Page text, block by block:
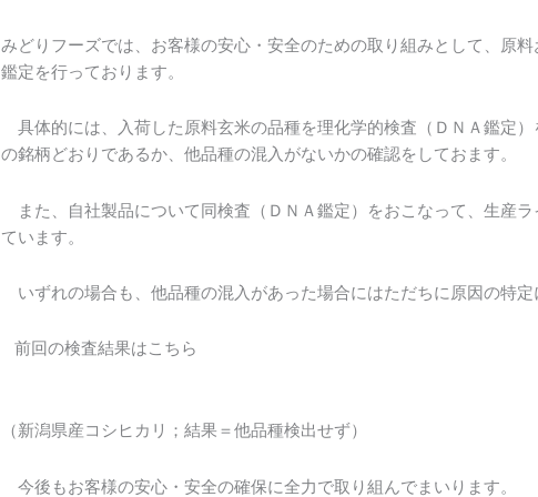
みどりフーズでは、お客様の安心・安全のための取り組みとして、原
鑑定を行っております。
具体的には、入荷した原料玄米の品種を理化学的検査（ＤＮＡ鑑定
の銘柄どおりであるか、他品種の混入がないかの確認をしておます。
また、自社製品について同検査（ＤＮＡ鑑定）をおこなって、生産
ています。
いずれの場合も、他品種の混入があった場合にはただちに原因の特定
前回の検査結果はこちら
（新潟県産コシヒカリ；結果＝他品種検出せず）
今後もお客様の安心・安全の確保に全力で取り組んでまいります。